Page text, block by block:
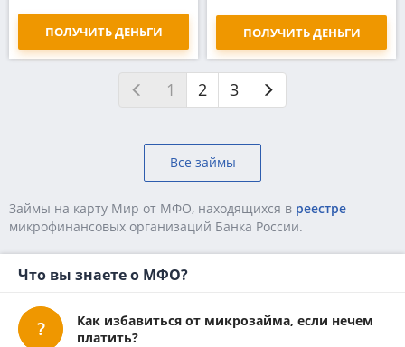
ПОЛУЧИТЬ ДЕНЬГИ ПОЛУЧИТЬ ДЕНЬГИ
1 2 3
Все займы
Займы на карту Мир от МФО, находящихся в реестре
микpoфинaнcoвыx opгaнизaций Бaнкa Poccии.
Что вы знаете о МФО?
Как избавиться от микрозайма, если нечем
платить?